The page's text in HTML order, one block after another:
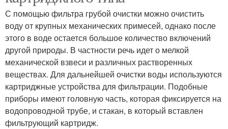
С помощью фильтра грубой очистки можно очистить
воду от крупных механических примесей, однако после
этого в воде остается большое количество включений
другой природы. В частности речь идет о мелкой
механической взвеси и различных растворенных
веществах. Для дальнейшей очистки воды используются
картриджные устройства для фильтрации. Подобные
приборы имеют головную часть, которая фиксируется на
водопроводной трубе, и стакан, в который вставлен
фильтрующий картридж.